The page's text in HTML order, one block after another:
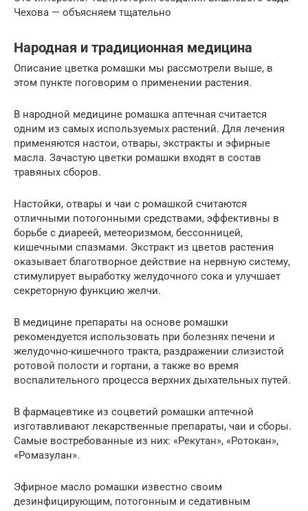
Чехова — объясняем тщательно
Народная и традиционная медицина
Описание цветка ромашки мы рассмотрели выше, в
этом пункте поговорим о применении растения.
В народной медицине ромашка аптечная считается
одним из самых используемых растений. Для лечения
применяются настои, отвары, экстракты и эфирные
масла. Зачастую цветки ромашки входят в состав
травяных сборов.
Настойки, отвары и чаи с ромашкой считаются
отличными потогонными средствами, эффективны в
борьбе с диареей, метеоризмом, бессонницей,
кишечными спазмами. Экстракт из цветов растения
оказывает благотворное действие на нервную систему,
стимулирует выработку желудочного сока и улучшает
секреторную функцию желчи.
В медицине препараты на основе ромашки
рекомендуется использовать при болезнях печени и
желудочно-кишечного тракта, раздражении слизистой
ротовой полости и гортани, а также во время
воспалительного процесса верхних дыхательных путей.
В фармацевтике из соцветий ромашки аптечной
изготавливают лекарственные препараты, чаи и сборы.
Самые востребованные из них: «Рекутан», «Ротокан»,
«Ромазулан».
Эфирное масло ромашки известно своим
дезинфицирующим, потогонным и седативным